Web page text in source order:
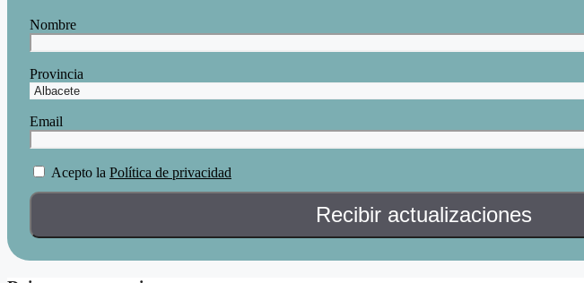
Nombre
Provincia
Email
Acepto la Política de privacidad